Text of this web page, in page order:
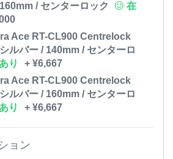
/ センターロック
在
Ace RT-CL900 Centrelock
ルバー / 140mm / センターロ
り + ¥6,667
Ace RT-CL900 Centrelock
ルバー / 160mm / センターロ
り + ¥6,667
ョン